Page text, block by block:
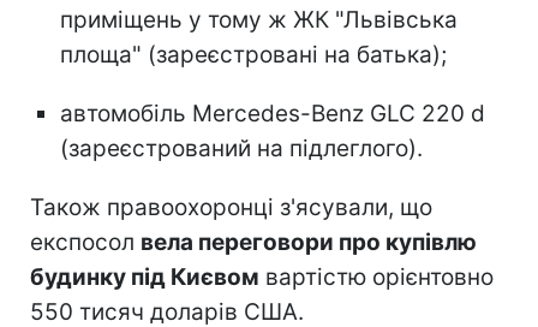
приміщень у тому ж ЖК "Львівська
площа" (зареєстровані на батька);
автомобіль Mercedes-Benz GLC 220 d
(зареєстрований на підлеглого).
Також правоохоронці з'ясували, що
експосол вела переговори про купівлю
будинку під Києвом вартістю орієнтовно
550 тисяч доларів США.